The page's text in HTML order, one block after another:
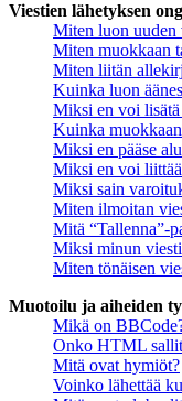
Viestien lähetyksen
Miten luon uuden
Miten muokkaan
Miten liitän
Kuinka luon
Miksi en voi
Kuinka
Miksi en pääse
Miksi en voi
Miksi sain
Miten ilmoitan
Mitä “Tallenna”-
Miksi minun
Miten tönäisen
Muotoilu ja aiheiden
Mikä on
Onko HTML
Mitä ovat hymiöt?
Voinko lähettää